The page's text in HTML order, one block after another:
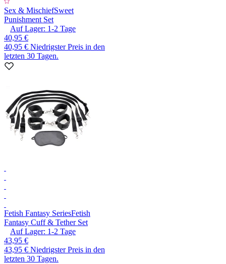
Sex & MischiefSweet
Punishment Set
Auf Lager: 1-2 Tage
40,95 €
40,95 € Niedrigster Preis in den
letzten 30 Tagen.
Fetish Fantasy SeriesFetish
Fantasy Cuff & Tether Set
Auf Lager: 1-2 Tage
43,95 €
43,95 € Niedrigster Preis in den
letzten 30 Tagen.